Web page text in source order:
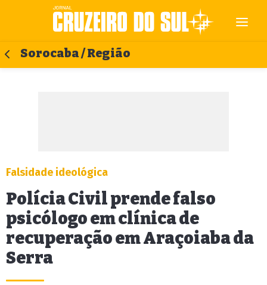
Sorocaba / Região
Falsidade ideológica
Polícia Civil prende falso
psicólogo em clínica de
recuperação em Araçoiaba da
Serra